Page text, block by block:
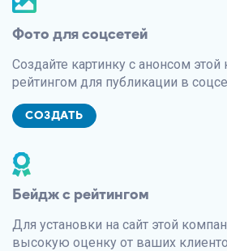
Фото для соцсетей
Создайте картинку с анонсом
рейтингом для публикации в
СОЗДАТЬ
Бейдж с рейтингом
Для установки на сайт этой
высокую оценку от ваших